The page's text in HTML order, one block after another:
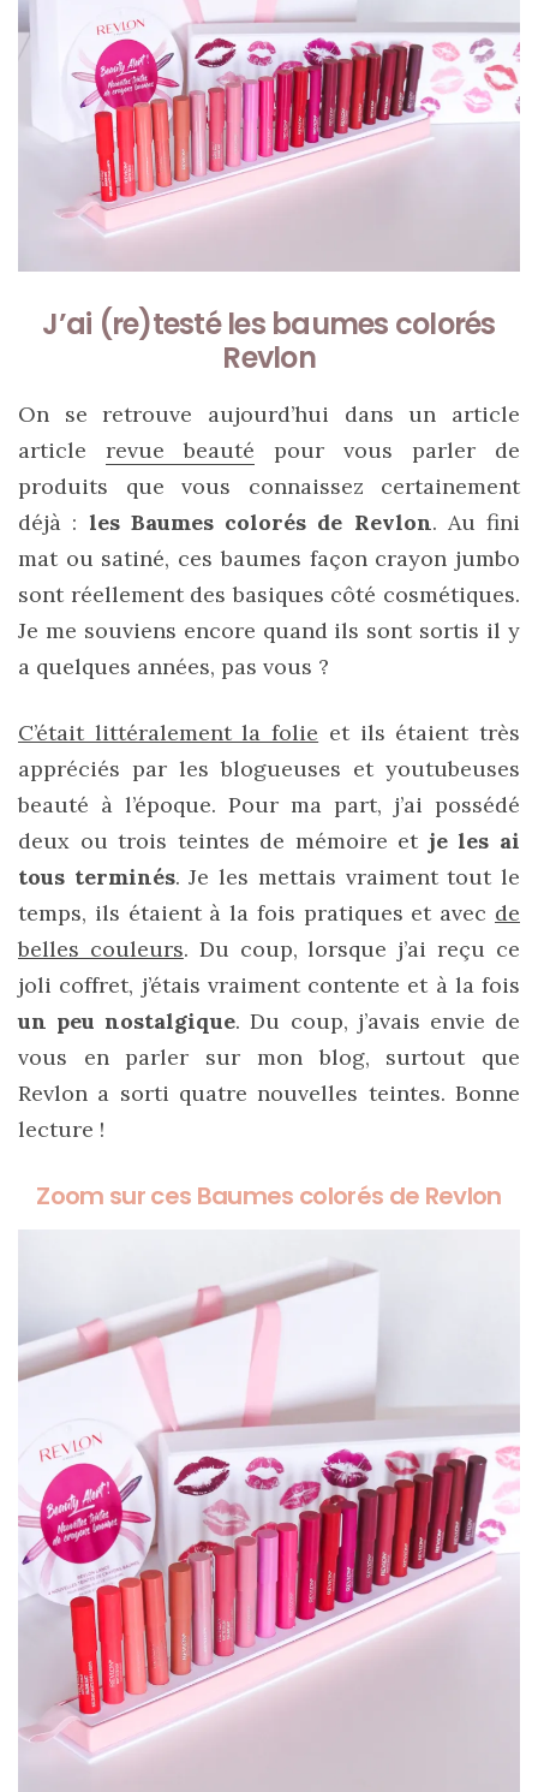
sac
en
soie
cuir
luxe
discret
06/06/2026
Sac
cabas
en
cuir
tressé
mon
et
tendance
J’ai (re)testé les baumes colorés
Revlon
On se retrouve aujourd’hui dans un article
article revue beauté pour vous parler de
produits que vous connaissez certainement
déjà : les Baumes colorés de Revlon. Au fini
mat ou satiné, ces baumes façon crayon jumbo
sont réellement des basiques côté cosmétiques.
Je me souviens encore quand ils sont sortis il y
a quelques années, pas vous ?
C’était littéralement la folie et ils étaient très
appréciés par les blogueuses et youtubeuses
beauté à l’époque. Pour ma part, j’ai possédé
deux ou trois teintes de mémoire et je les ai
tous terminés. Je les mettais vraiment tout le
temps, ils étaient à la fois pratiques et avec de
belles couleurs. Du coup, lorsque j’ai reçu ce
joli coffret, j’étais vraiment contente et à la fois
un peu nostalgique. Du coup, j’avais envie de
vous en parler sur mon blog, surtout que
Revlon a sorti quatre nouvelles teintes. Bonne
lecture !
Zoom sur ces Baumes colorés de Revlon